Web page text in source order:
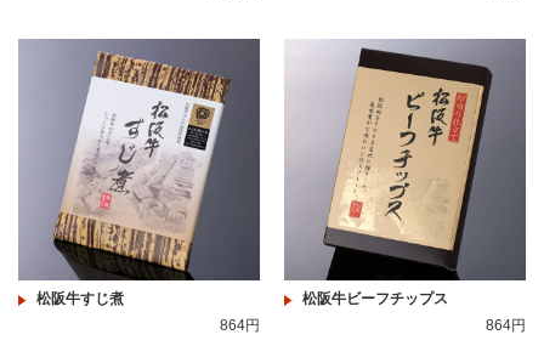
松阪牛すじ煮
864円
松阪牛ビーフチップス
864円